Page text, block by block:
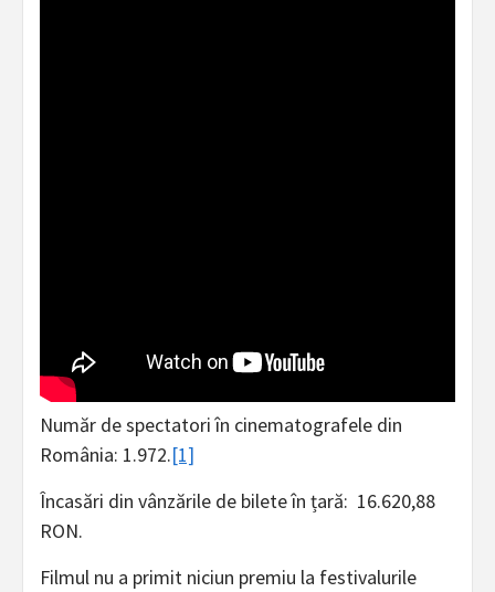
Număr de spectatori în cinematografele din
România: 1.972.[1]
Încasări din vânzările de bilete în țară: 16.620,88
RON.
Filmul nu a primit niciun premiu la festivalurile